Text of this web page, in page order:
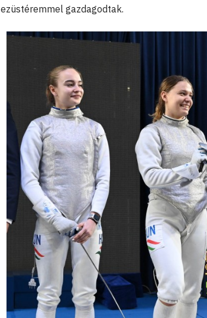
ezüstéremmel gazdagodtak.